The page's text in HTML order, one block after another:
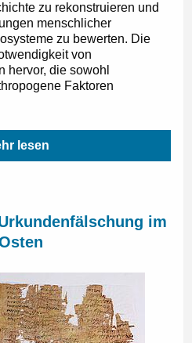
zu rekonstruieren und
menschlicher
zu bewerten. Die
von
hervor, die sowohl
Faktoren
lesen
im